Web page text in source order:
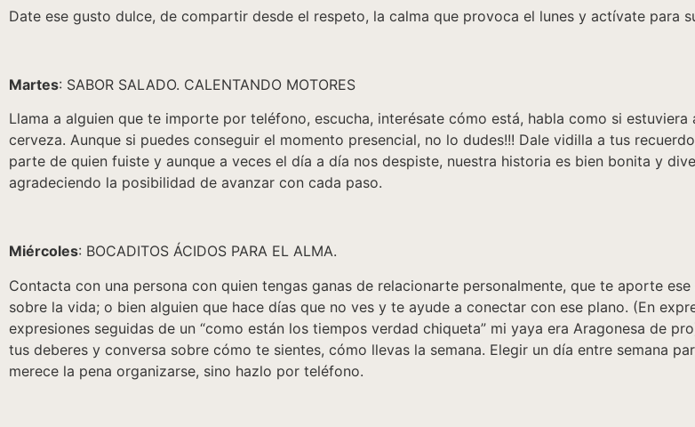
Date ese gusto dulce, de compartir desde el respeto, la calma que provoca el lunes y actívate para
Martes: SABOR SALADO. CALENTANDO MOTORES
Llama a alguien que te importe por teléfono, escucha, interésate cómo está, habla como si
cerveza. Aunque si puedes conseguir el momento presencial, no lo dudes!!! Dale vidilla a tus
parte de quien fuiste y aunque a veces el día a día nos despiste, nuestra historia es bien bonita y
agradeciendo la posibilidad de avanzar con cada paso.
Miércoles: BOCADITOS ÁCIDOS PARA EL ALMA.
Contacta con una persona con quien tengas ganas de relacionarte personalmente, que te aporte
sobre la vida; o bien alguien que hace días que no ves y te ayude a conectar con ese plano. (En
expresiones seguidas de un “como están los tiempos verdad chiqueta” mi yaya era Aragonesa de
tus deberes y conversa sobre cómo te sientes, cómo llevas la semana. Elegir un día entre semana
merece la pena organizarse, sino hazlo por teléfono.